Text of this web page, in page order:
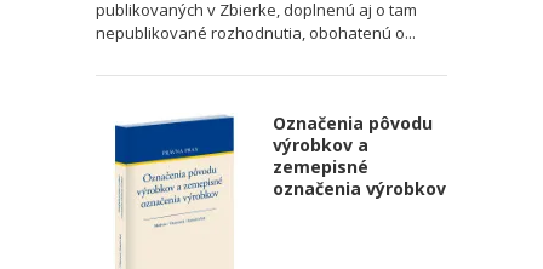
publikovaných v Zbierke, doplnenú aj o tam
nepublikované rozhodnutia, obohatenú o...
Označenia pôvodu
výrobkov a
zemepisné
označenia výrobkov